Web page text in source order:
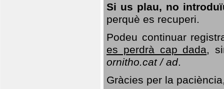
Si us plau, no
perquè es recuperi.
Podeu continuar
es perdrà cap dada,
ornitho.cat / ad.
Gràcies per la